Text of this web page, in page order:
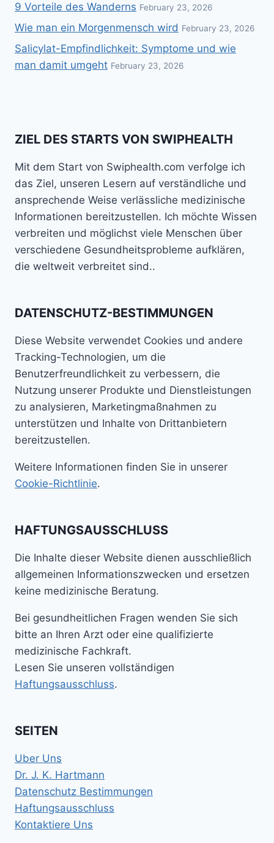
9 Vorteile des Wanderns February 23, 2026
Wie man ein Morgenmensch wird February 23, 2026
Salicylat-Empfindlichkeit: Symptome und wie
man damit umgeht February 23, 2026
ZIEL DES STARTS VON SWIPHEALTH
Mit dem Start von Swiphealth.com verfolge ich
das Ziel, unseren Lesern auf verständliche und
ansprechende Weise verlässliche medizinische
Informationen bereitzustellen. Ich möchte Wissen
verbreiten und möglichst viele Menschen über
verschiedene Gesundheitsprobleme aufklären,
die weltweit verbreitet sind..
DATENSCHUTZ-BESTIMMUNGEN
Diese Website verwendet Cookies und andere
Tracking-Technologien, um die
Benutzerfreundlichkeit zu verbessern, die
Nutzung unserer Produkte und Dienstleistungen
zu analysieren, Marketingmaßnahmen zu
unterstützen und Inhalte von Drittanbietern
bereitzustellen.
Weitere Informationen finden Sie in unserer
Cookie-Richtlinie.
HAFTUNGSAUSSCHLUSS
Die Inhalte dieser Website dienen ausschließlich
allgemeinen Informationszwecken und ersetzen
keine medizinische Beratung.
Bei gesundheitlichen Fragen wenden Sie sich
bitte an Ihren Arzt oder eine qualifizierte
medizinische Fachkraft.
Lesen Sie unseren vollständigen
Haftungsausschluss.
SEITEN
Uber Uns
Dr. J. K. Hartmann
Datenschutz Bestimmungen
Haftungsausschluss
Kontaktiere Uns